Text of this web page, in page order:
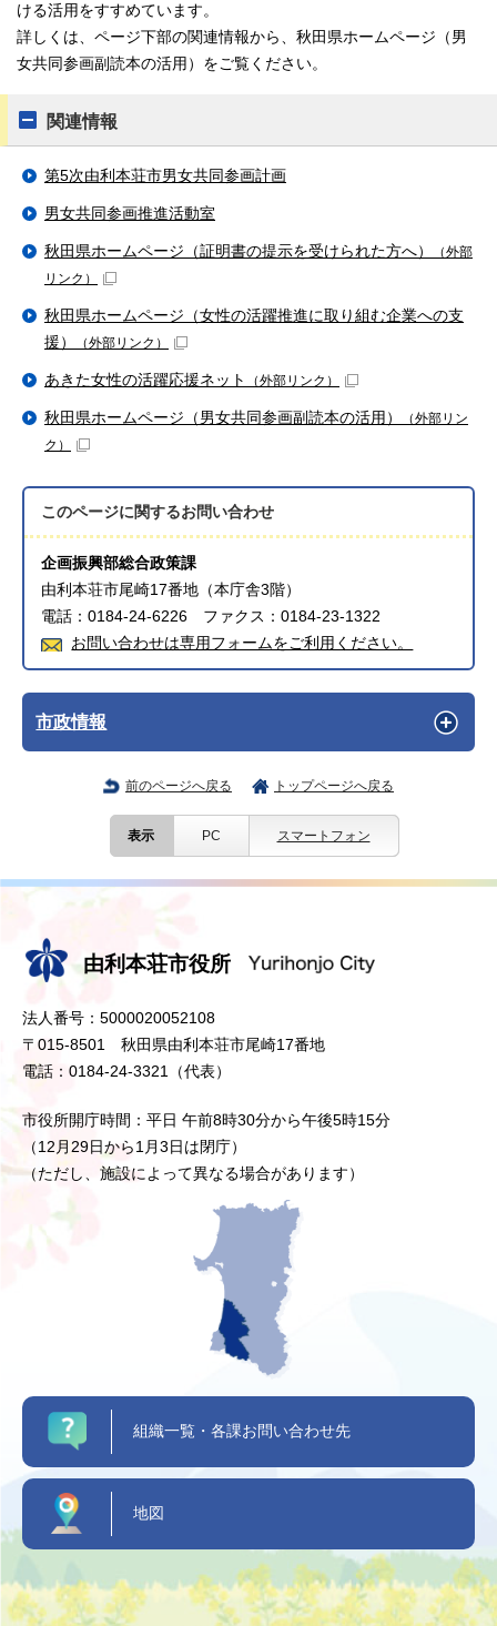
ける活用をすすめています。
詳しくは、ページ下部の関連情報から、秋田県ホームページ（男
女共同参画副読本の活用）をご覧ください。
関連情報
第5次由利本荘市男女共同参画計画
男女共同参画推進活動室
秋田県ホームページ（証明書の提示を受けられた方へ）
（外部
リンク）
秋田県ホームページ（女性の活躍推進に取り組む企業への支
援）
（外部リンク）
あきた女性の活躍応援ネット （外部リンク）
秋田県ホームページ（男女共同参画副読本の活用）
（外部リン
ク）
このページに関するお問い合わせ
企画振興部総合政策課
由利本荘市尾崎17番地（本庁舎3階）
電話：0184-24-6226 ファクス：0184-23-1322
お問い合わせは専用フォームをご利用ください。
市政情報
前のページへ戻る トップページへ戻る
表示 PC スマートフォン
由利本荘市役所
法人番号：5000020052108
〒015-8501 秋田県由利本荘市尾崎17番地
電話：0184-24-3321（代表）
市役所開庁時間：平日 午前8時30分から午後5時15分
（12月29日から1月3日は閉庁）
（ただし、施設によって異なる場合があります）
組織一覧・各課お問い合わせ先
地図